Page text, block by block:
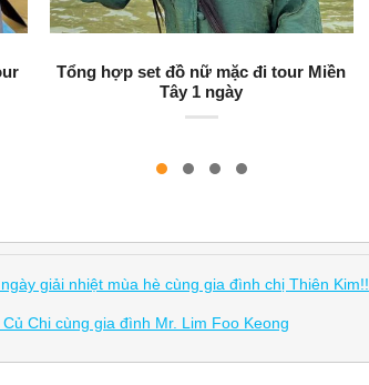
Tổng hợp set đồ nữ mặc đi tour Miền
Tây 1 ngày
giải nhiệt mùa hè cùng gia đình chị Thiên Kim!!
Chi cùng gia đình Mr. Lim Foo Keong